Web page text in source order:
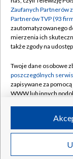
Emisja w TVP
Centrum
Naziemna
Rada
System NOS
Informacje o
Program dla
Ogłoszenie
©2026
Zaufanych Partnerów
Partnerów TVP (93
zautomatyzowanego
mierzenia ich
także zgody na
Twoje dane osobowe
poszczególnych
zapisywane za
WWW lub innych
ruchu w Internecie.
Twoje dane osobowe
poszczególnych